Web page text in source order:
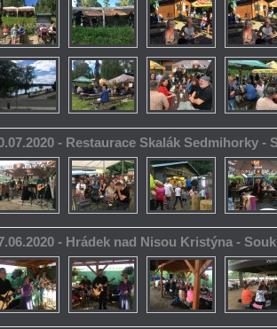
- Restaurace Skalák Sedmihorky -
- Hrádek nad Nisou Kristýna -